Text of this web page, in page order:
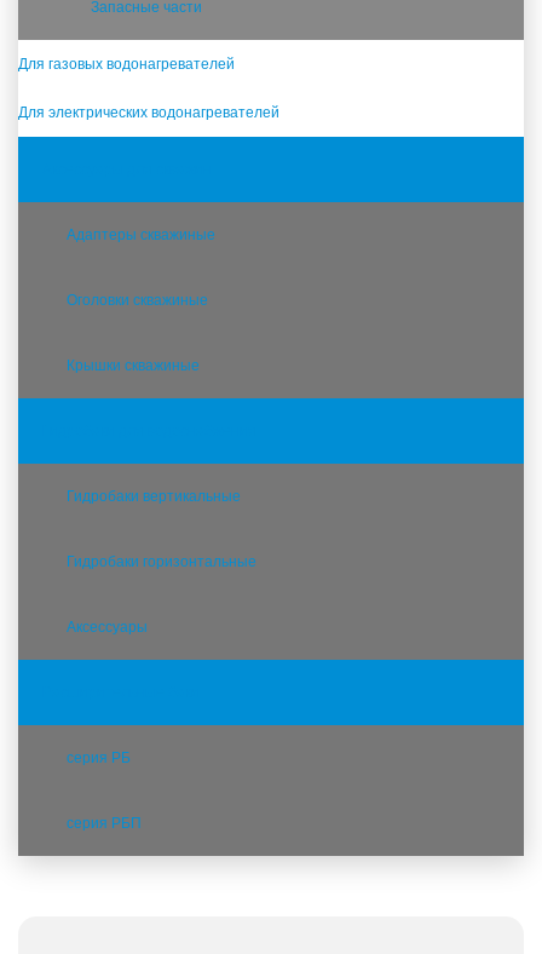
Запасные части
Для газовых водонагревателей
Для электрических водонагревателей
Адаптеры скважиные
Оголовки скважиные
Крышки скважиные
Гидробаки вертикальные
Гидробаки горизонтальные
Аксессуары
серия РБ
серия РБП